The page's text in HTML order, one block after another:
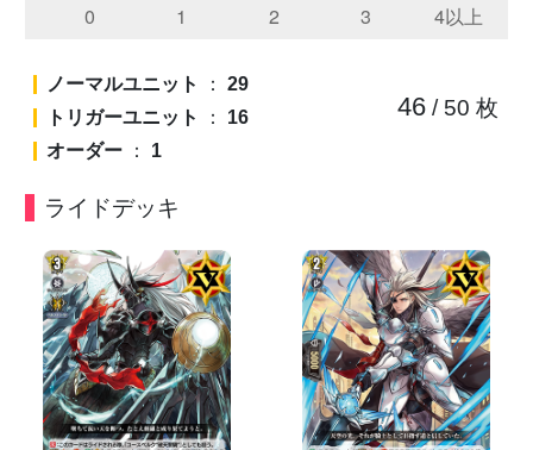
ノーマルユニット ： 29
トリガーユニット
： 16
オーダー ： 1
46/ 50 枚
ライドデッキ